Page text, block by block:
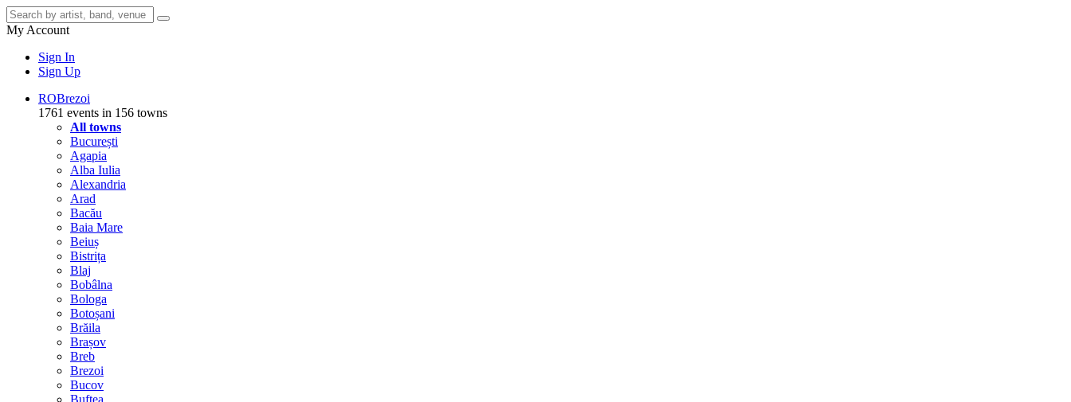
My Account
Sign In
Sign Up
ROBrezoi
1761 events in 156 towns
All towns
București
Agapia
Alba Iulia
Alexandria
Arad
Bacău
Baia Mare
Beiuș
Bistrița
Blaj
Bobâlna
Bologa
Botoșani
Brăila
Brașov
Breb
Brezoi
Bucov
Buftea